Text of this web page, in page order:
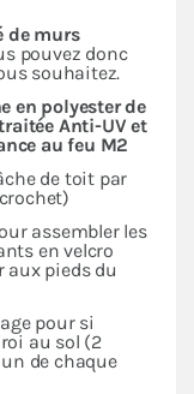
de murs
pouvez donc
souhaitez.
en polyester de
Anti-UV et
au feu M2
de toit par
assembler les
en velcro
aux pieds du
pour si
au sol (2
de chaque